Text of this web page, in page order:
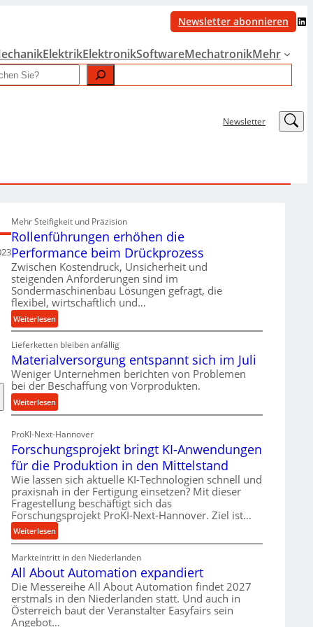
Newsletter abonnieren LinkedIn
ElektrikElektronikSoftwareMechatronikMehr
Newsletter LinkedIn
Mehr Steifigkeit und Präzision
Rollenführungen erhöhen die
Performance beim Drückprozess
Zwischen Kostendruck, Unsicherheit und
steigenden Anforderungen sind im
Sondermaschinenbau Lösungen gefragt, die
flexibel, wirtschaftlich und…
Weiterlesen:
R
o
l
l
e
n
f
h
r
u
n
g
e
n
e
r
h
ö
h
e
n
d
Lieferketten bleiben anfällig
Materialversorgung entspannt sich im Juli
Weniger Unternehmen berichten von Problemen
bei der Beschaffung von Vorprodukten.
Weiterlesen:
M
e
r
i
a
l
v
e
r
s
o
r
g
u
ProKI-Next-Hannover
Forschungsprojekt bringt KI-Anwendungen
für die Produktion in den Mittelstand
Wie lassen sich aktuelle KI-Technologien schnell und
praxisnah in der Fertigung einsetzen? Mit dieser
Fragestellung beschäftigt sich das
Forschungsprojekt ProKI-Next-Hannover. Ziel ist…
Weiterlesen:
F
o
r
s
c
h
u
Markteintritt in den Niederlanden
All About Automation expandiert
Die Messereihe All About Automation findet 2027
erstmals in den Niederlanden statt. Und auch in
Österreich baut der Veranstalter Easyfairs sein
Angebot…